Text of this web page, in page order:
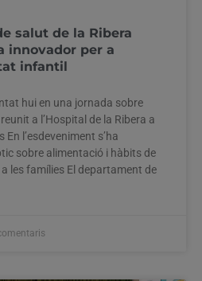
salut de la Ribera
innovador per a
infantil
hui en una jornada sobre
a l’Hospital de la Ribera a
En l’esdeveniment s’ha
sobre alimentació i hàbits de
les famílies El departament de